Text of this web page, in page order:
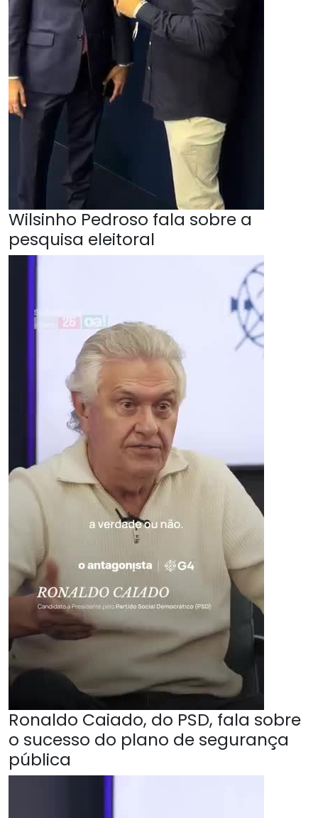
Wilsinho Pedroso fala sobre a
pesquisa eleitoral
Ronaldo Caiado, do PSD, fala sobre
o sucesso do plano de segurança
pública